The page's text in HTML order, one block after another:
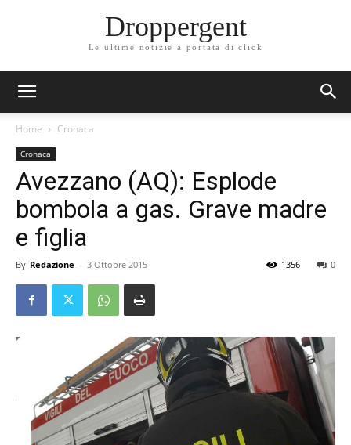
Droppergent
Le ultime notizie a portata di click
Home Cronaca
Cronaca
Avezzano (AQ): Esplode
bombola a gas. Grave madre
e figlia
By Redazione - 3 Ottobre 2015 0
1356